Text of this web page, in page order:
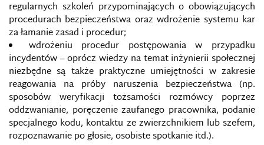
regularnych szkoleń przypominających o obowiązujących
procedurach bezpieczeństwa oraz wdrożenie systemu kar
za łamanie zasad i procedur;
wdrożeniu procedur postępowania w przypadku
incydentów – oprócz wiedzy na temat inżynierii społecznej
niezbędne są także praktyczne umiejętności w zakresie
reagowania na próby naruszenia bezpieczeństwa (np.
sposobów weryfikacji tożsamości rozmówcy poprzez
oddzwanianie, poręczenie zaufanego pracownika, podanie
specjalnego kodu, kontaktu ze zwierzchnikiem lub szefem,
rozpoznawanie po głosie, osobiste spotkanie itd.).
FAKEAPP
FILTER BUBBLE
FRAMING
GATEKEEPING
GEOPOLITYKA INFORMACYJNA